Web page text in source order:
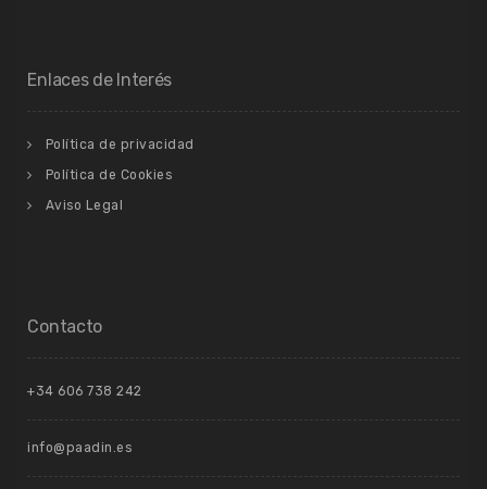
Enlaces de Interés
Política de privacidad
Política de Cookies
Aviso Legal
Contacto
+34 606 738 242
info@paadin.es